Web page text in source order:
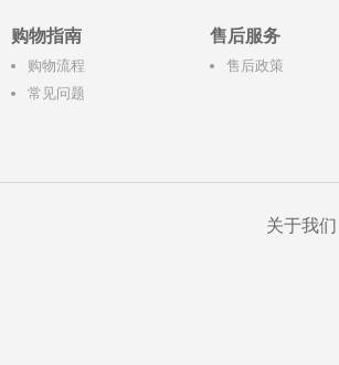
购物指南
购物流程
常见问题
售后服务
售后政策
关于我们